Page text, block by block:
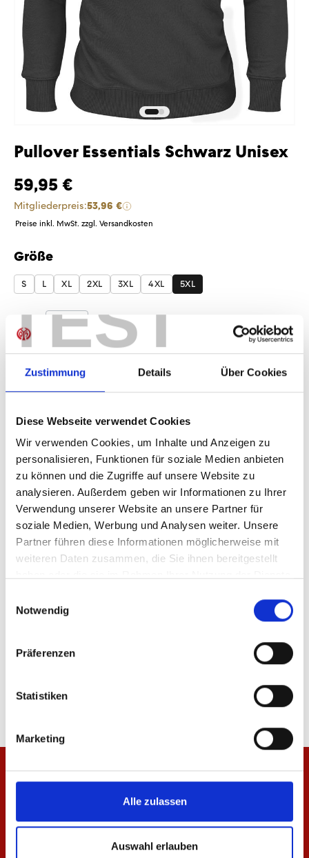
TEST
Zustimmung Details Über Cookies
Diese Webseite verwendet Cookies
Wir verwenden Cookies, um Inhalte und Anzeigen zu
personalisieren, Funktionen für soziale Medien anbieten
zu können und die Zugriffe auf unsere Website zu
analysieren. Außerdem geben wir Informationen zu Ihrer
Verwendung unserer Website an unsere Partner für
soziale Medien, Werbung und Analysen weiter. Unsere
Partner führen diese Informationen möglicherweise mit
weiteren Daten zusammen, die Sie ihnen bereitgestellt
Notwendig
Präferenzen
Statistiken
Marketing
Alle zulassen
Auswahl erlauben
Pullover Essentials Schwarz Unisex
59,95 €
Mitgliederpreis:53,96 €
Preise inkl. MwSt. zzgl. Versandkosten
Größe
auswählen
S L XL 2XL 3XL 4XL 5XL
Produkt Anzahl: Gib den gewünschten
Sofort verfügbar, Lieferzeit: 1-3 Tage
IN DEN WARENKORB
Produktdetails
ÄHNLICHE PRODUKTE
Hoodie Essentials Schwarz Unisex T-Shirt Essentials